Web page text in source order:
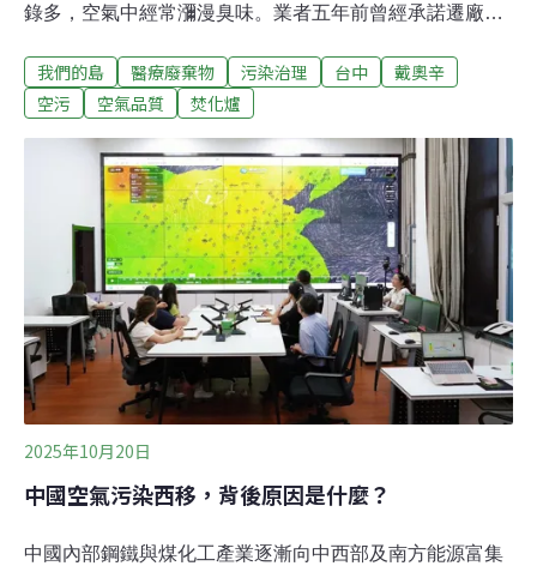
錄多，空氣中經常瀰漫臭味。業者五年前曾經承諾遷廠，
心只能生活在空污之中。漢杞工程公司於2000年在台中大
里舊工業區設置焚化爐，處理醫療廢棄物，所在地緊鄰住
橋墩之間，不分晝夜排出的煙霧，讓下風處居民經常聞到
陣陣異味。住在附近的廖先生表示，晚間煙囪仍持續排
煙：「有時候空氣中會有塑膠味或豬屎味，開了空氣清淨
機也沒用。在外面聊天，聊著聊著就想咳嗽，只能趕快回
家。」居民更擔心長期吸入廢氣會影響健康。醫療廢棄物
含PVC塑膠材料 焚燒恐產生戴奧辛漢杞公司收受的事業廢
棄物項目包括廢尖銳器具、基因毒性廢棄物、感染性廢棄
物（病理、血液、受污染動物屍體、殘肢及墊料類）及其
混合物。看守台灣協會秘書長謝和霖指出，這類
我們的島 醫療廢棄物 污染治理 台中
戴奧辛
空污
空氣品質 焚化爐
2025年10月20日
中國空氣污染西移，背後原因是什麼？
中國內部鋼鐵與煤化工產業逐漸向中西部及南方能源富集